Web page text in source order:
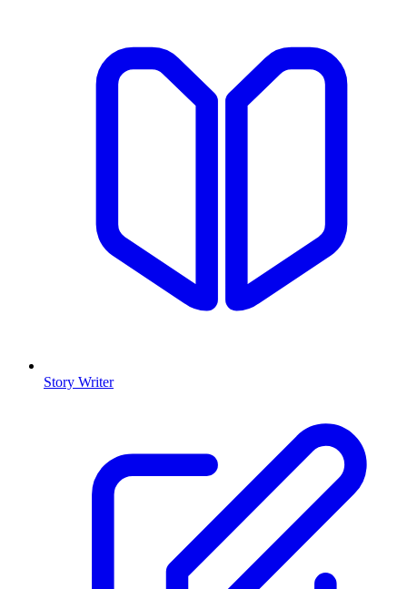
Story Writer